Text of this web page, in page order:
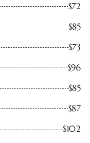
$72
$85
$73
$96
$85
$87
$102